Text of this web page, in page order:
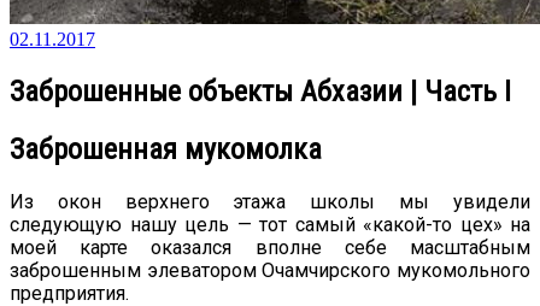
02.11.2017
Заброшенные объекты Абхазии | Часть I
Заброшенная мукомолка
Из окон верхнего этажа школы мы увидели
следующую нашу цель — тот самый «какой-то цех» на
моей карте оказался вполне себе масштабным
заброшенным элеватором Очамчирского мукомольного
предприятия.